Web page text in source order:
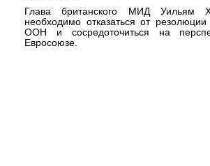
Глава британского МИД Уильям
необходимо отказаться от
ООН и сосредоточиться на
Евросоюзе.